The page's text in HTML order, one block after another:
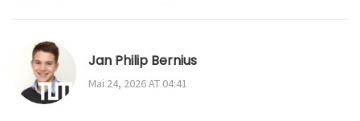
Jan Philip Bernius
Mai 24, 2026 AT 04:41